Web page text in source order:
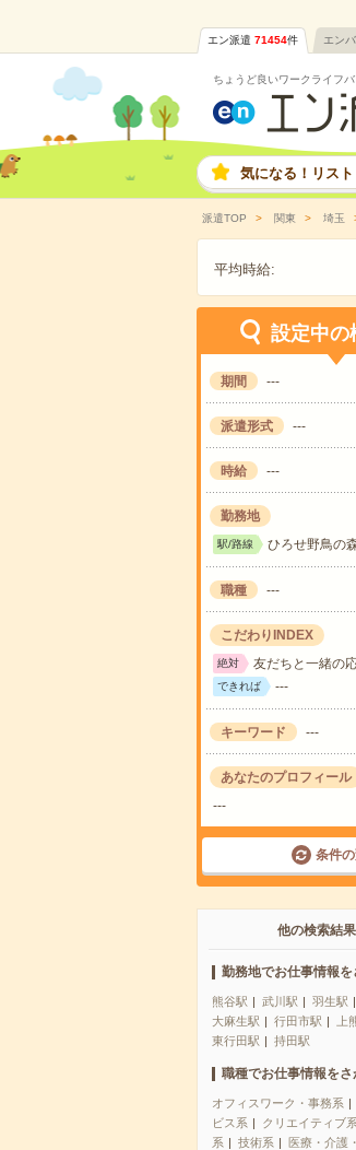
エン派遣 71454件 エン
ちょうど良いワークライフ
気になる！リスト
派遣TOP 関東 埼玉
平均時給:
設定中の
期間 ---
派遣形式 ---
時給 ---
勤務地
駅/路線 ひろせ野鳥の
職種 ---
こだわりINDEX
絶対 友だちと一緒の
できれば ---
キーワード ---
あなたのプロフィール
---
条件
他の検索結
勤務地でお仕事情報を
熊谷駅 武川駅 羽生駅
大麻生駅
行田市駅 上
東行田駅
持田駅
職種でお仕事情報をさ
オフィスワーク・事務系
ビス系
クリエイティブ系
系
技術系 医療・介護